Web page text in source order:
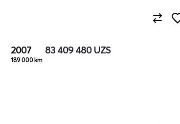
2007
189 000 km
83 409 480 UZS